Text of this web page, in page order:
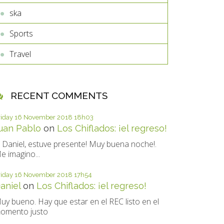
ska
Sports
Travel
RECENT COMMENTS
16 November 2018 18h03
Pablo on Los Chiflados: ¡el regreso!
Daniel, estuve presente! Muy buena noche!.
imagino...
16 November 2018 17h54
on Los Chiflados: ¡el regreso!
bueno. Hay que estar en el REC listo en el
justo